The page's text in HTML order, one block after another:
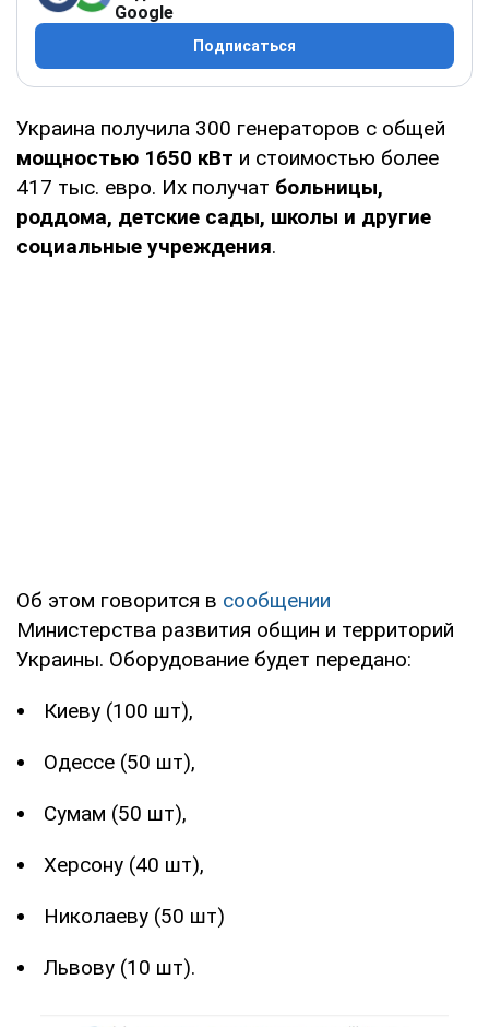
Google
Подписаться
Украина получила 300 генераторов с общей
мощностью 1650 кВт и стоимостью более
417 тыс. евро. Их получат больницы,
роддома, детские сады, школы и другие
социальные учреждения.
Об этом говорится в сообщении
Министерства развития общин и территорий
Украины. Оборудование будет передано:
Киеву (100 шт),
Одессе (50 шт),
Сумам (50 шт),
Херсону (40 шт),
Николаеву (50 шт)
Львову (10 шт).